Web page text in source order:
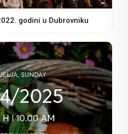
godini u Dubrovniku